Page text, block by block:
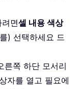
면셀 내용 색상
) 선택하세요 드
른쪽 하단 모서리
자를 열고 필요에